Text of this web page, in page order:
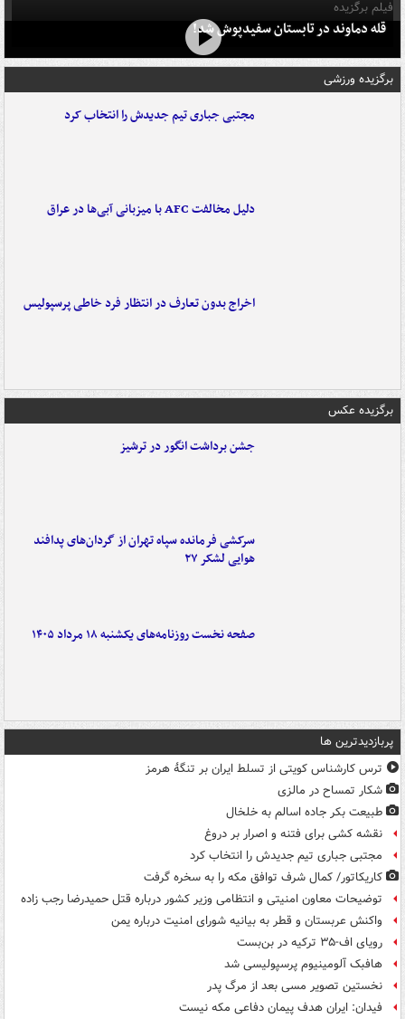
فیلم برگزیده
قله دماوند در تابستان سفیدپوش شد!
برگزیده ورزشی
مجتبی جباری تیم جدیدش را انتخاب کرد
دلیل مخالفت AFC با میزبانی آبی‌ها در عراق
اخراج بدون تعارف در انتظار فرد خاطی پرسپولیس
برگزیده عکس
جشن برداشت انگور در ترشیز
سرکشی فرمانده سپاه تهران از گردان‌های پدافند
هوایی لشکر ۲۷
صفحه نخست روزنامه‌های یکشنبه ۱۸ مرداد ۱۴۰۵
پربازدیدترین ها
ترس کارشناس کویتی از تسلط ایران بر تنگۀ هرمز
شکار تمساح در مالزی
طبیعت بکر جاده اسالم به خلخال
نقشه کشی برای فتنه و اصرار بر دروغ
مجتبی جباری تیم جدیدش را انتخاب کرد
کاریکاتور/ کمال شرف توافق مکه را به سخره گرفت
توضیحات معاون امنیتی و انتظامی وزیر کشور درباره قتل حمیدرضا رجب زاده
واکنش عربستان و قطر به بیانیه شورای امنیت درباره یمن
رویای اف-۳۵ ترکیه در بن‌بست
هافبک آلومینیوم پرسپولیسی شد
نخستین تصویر مسی بعد از مرگ پدر
فیدان: ایران هدف پیمان دفاعی مکه نیست